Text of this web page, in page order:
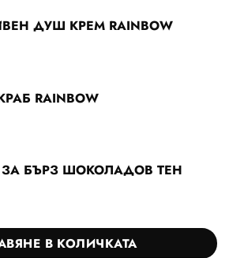
ДУШ КРЕМ RAINBOW
RAINBOW
БЪРЗ ШОКОЛАДОВ ТЕН
Скраб душ крем масло за тяло
В КОЛИЧКАТА